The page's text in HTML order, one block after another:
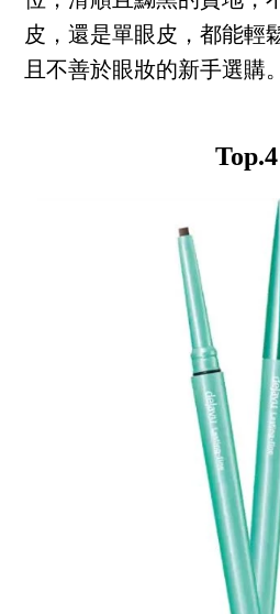
皮，還是單眼皮，都能輕
且不善於眼妝的新手選購。
Top.4